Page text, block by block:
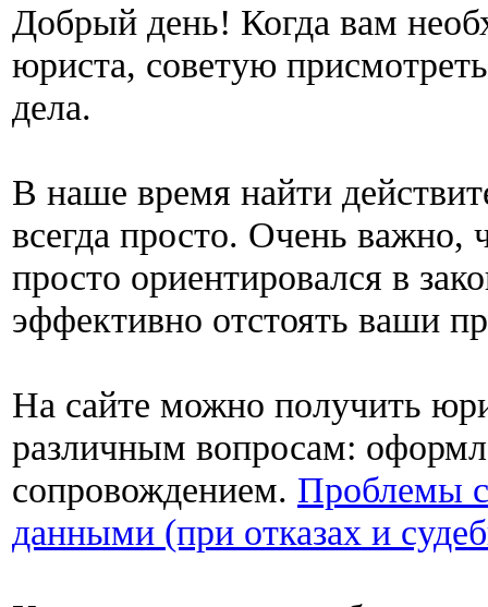
Добрый день! Когда вам
юриста, советую
дела.
В наше время найти
всегда просто. Очень
просто ориентировался в
эффективно отстоять ваши
На сайте можно получить
различным вопросам:
сопровождением. Проблемы
данными (при отказах и